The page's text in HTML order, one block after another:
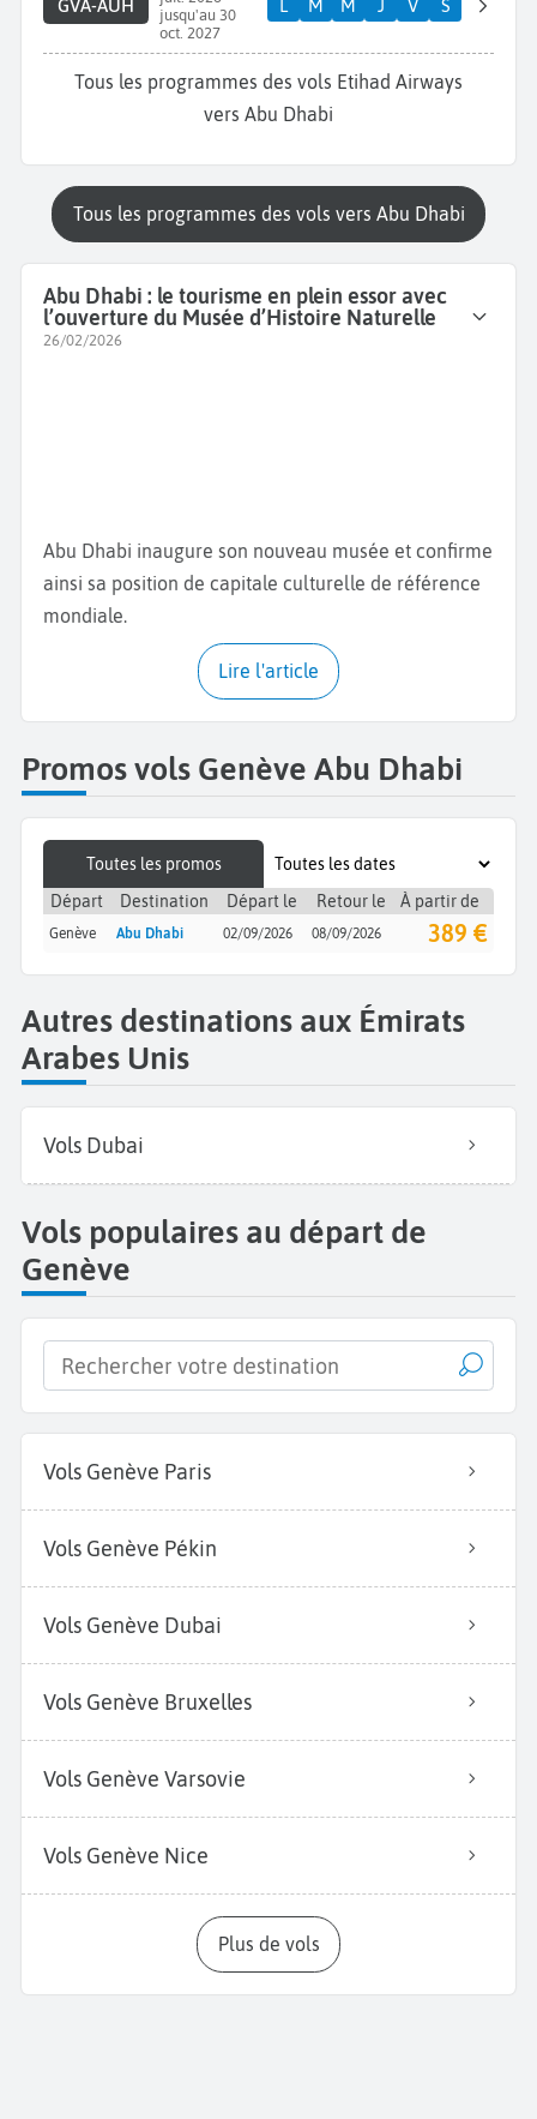
GVA-AUH
jusqu'au 30
oct. 2027
L M M J V S
Tous les programmes des vols Etihad Airways
vers Abu Dhabi
Tous les programmes des vols vers Abu Dhabi
Abu Dhabi : le tourisme en plein essor avec
l’ouverture du Musée d’Histoire Naturelle
26/02/2026
Abu Dhabi inaugure son nouveau musée et confirme
ainsi sa position de capitale culturelle de référence
mondiale.
Lire l'article
Promos vols Genève Abu Dhabi
Toutes les promos
Départ
Destination Départ le Retour le À partir de
Genève Abu Dhabi 02/09/2026 08/09/2026 389 €
Autres destinations aux Émirats
Arabes Unis
Vols Dubai
Vols populaires au départ de
Genève
Vols Genève Paris
Vols Genève Pékin
Vols Genève Dubai
Vols Genève Bruxelles
Vols Genève Varsovie
Vols Genève Nice
Plus de vols